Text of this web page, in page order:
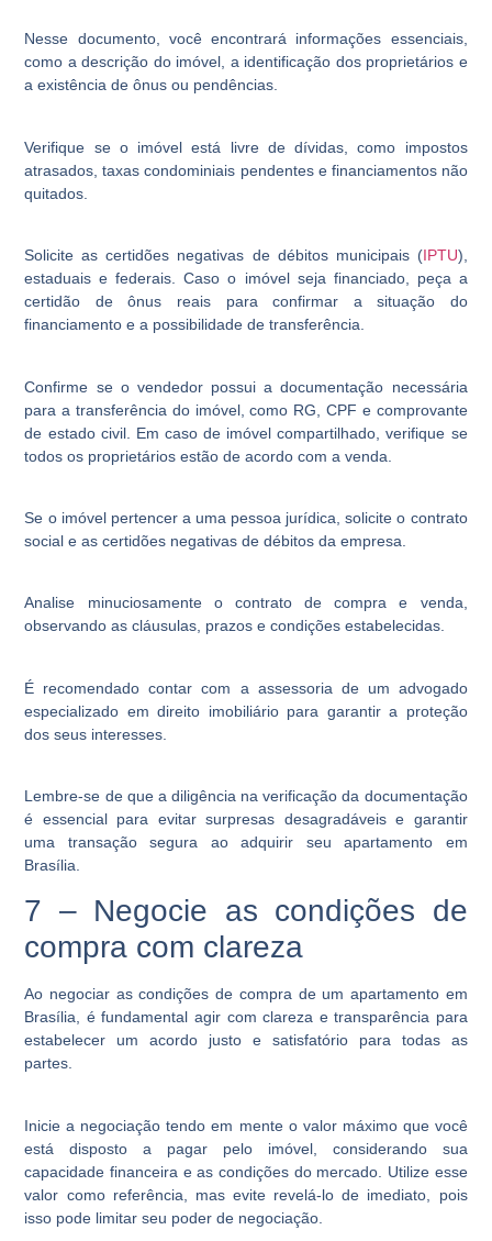
Nesse documento, você encontrará informações essenciais,
como a descrição do imóvel, a identificação dos proprietários e
a existência de ônus ou pendências.
Verifique se o imóvel está livre de dívidas, como impostos
atrasados, taxas condominiais pendentes e financiamentos não
quitados.
Solicite as certidões negativas de débitos municipais (IPTU),
estaduais e federais. Caso o imóvel seja financiado, peça a
certidão de ônus reais para confirmar a situação do
financiamento e a possibilidade de transferência.
Confirme se o vendedor possui a documentação necessária
para a transferência do imóvel, como RG, CPF e comprovante
de estado civil. Em caso de imóvel compartilhado, verifique se
todos os proprietários estão de acordo com a venda.
Se o imóvel pertencer a uma pessoa jurídica, solicite o contrato
social e as certidões negativas de débitos da empresa.
Analise minuciosamente o contrato de compra e venda,
observando as cláusulas, prazos e condições estabelecidas.
É recomendado contar com a assessoria de um advogado
especializado em direito imobiliário para garantir a proteção
dos seus interesses.
Lembre-se de que a diligência na verificação da documentação
é essencial para evitar surpresas desagradáveis e garantir
uma transação segura ao adquirir seu apartamento em
Brasília.
7 – Negocie as condições de
compra com clareza
Ao negociar as condições de compra de um apartamento em
Brasília, é fundamental agir com clareza e transparência para
estabelecer um acordo justo e satisfatório para todas as
partes.
Inicie a negociação tendo em mente o valor máximo que você
está disposto a pagar pelo imóvel, considerando sua
capacidade financeira e as condições do mercado. Utilize esse
valor como referência, mas evite revelá-lo de imediato, pois
isso pode limitar seu poder de negociação.